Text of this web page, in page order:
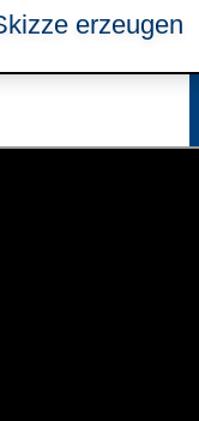
erzeugen